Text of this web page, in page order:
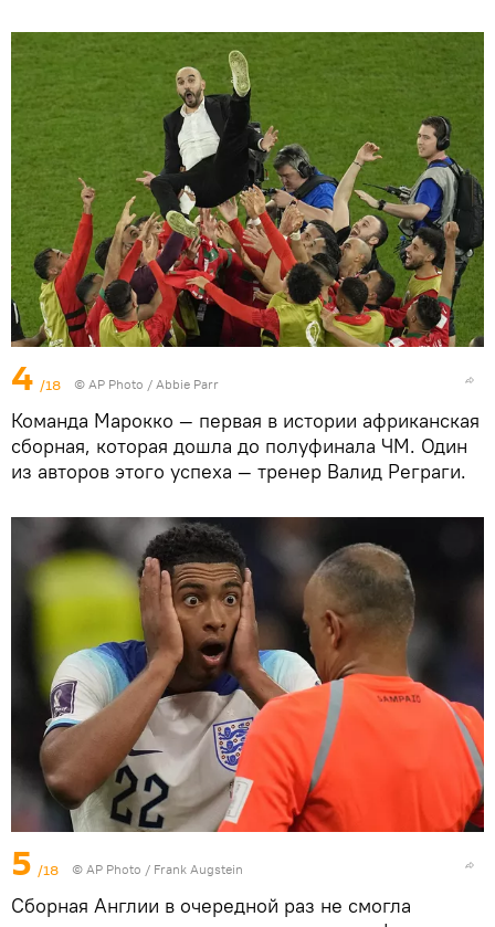
4 /18 © AP Photo / Abbie Parr
Команда Марокко — первая в истории африканская
сборная, которая дошла до полуфинала ЧМ. Один
из авторов этого успеха — тренер Валид Реграги.
5 /18 © AP Photo / Frank Augstein
Сборная Англии в очередной раз не смогла